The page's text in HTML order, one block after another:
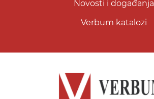
Novosti i događanja
Verbum katalozi